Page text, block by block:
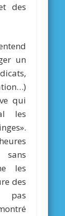
des
un
qui
les
sans
les
des
pas